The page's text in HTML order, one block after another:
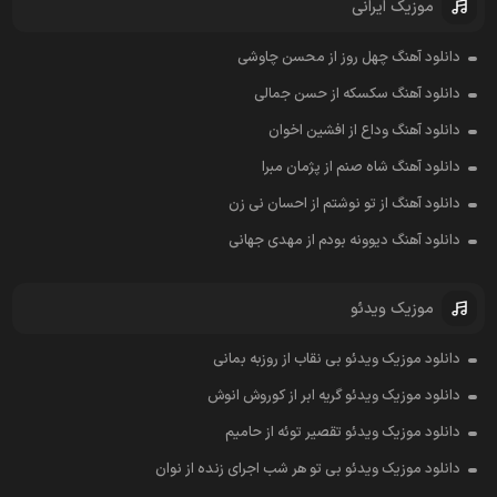
موزیک ایرانی
دانلود آهنگ چهل روز از محسن چاوشی
دانلود آهنگ سکسکه از حسن جمالی
دانلود آهنگ وداع از افشين اخوان
دانلود آهنگ شاه صنم از پژمان مبرا
دانلود آهنگ از تو نوشتم از احسان نی زن
دانلود آهنگ دیوونه بودم از مهدی جهانی
موزیک ویدئو
دانلود موزیک ویدئو بی نقاب از روزبه بمانی
دانلود موزیک ویدئو گریه ابر از کوروش انوش
دانلود موزیک ویدئو تقصیر توئه از حامیم
دانلود موزیک ویدئو بی تو هر شب اجرای زنده از نوان